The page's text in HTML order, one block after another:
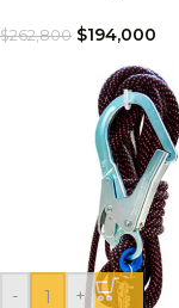
$262,800 $194,000
-
+